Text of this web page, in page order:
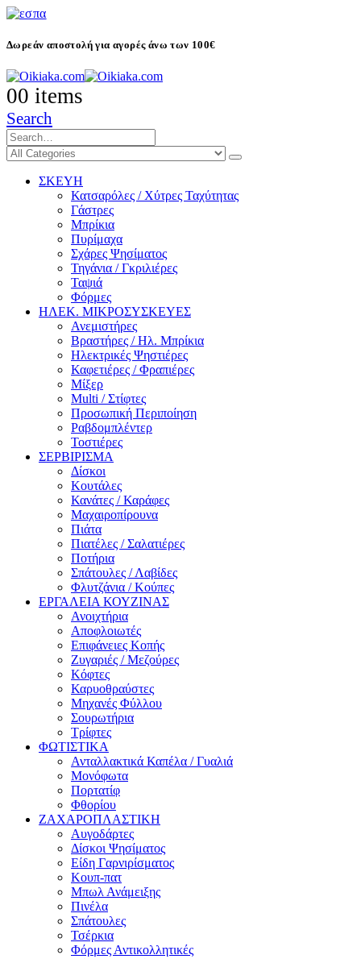
Δωρεάν αποστολή για αγορές άνω των 100€
00 items
Search
ΣΚΕΥΗ
Κατσαρόλες / Χύτρες Ταχύτητας
Γάστρες
Μπρίκια
Πυρίμαχα
Σχάρες Ψησίματος
Τηγάνια / Γκριλιέρες
Ταψιά
Φόρμες
ΗΛΕΚ. ΜΙΚΡΟΣΥΣΚΕΥΕΣ
Ανεμιστήρες
Βραστήρες / Ηλ. Μπρίκια
Ηλεκτρικές Ψηστιέρες
Καφετιέρες / Φραπιέρες
Μίξερ
Multi / Στίφτες
Προσωπική Περιποίηση
Ραβδομπλέντερ
Τοστιέρες
ΣΕΡΒΙΡΙΣΜΑ
Δίσκοι
Κουτάλες
Κανάτες / Καράφες
Μαχαιροπίρουνα
Πιάτα
Πιατέλες / Σαλατιέρες
Ποτήρια
Σπάτουλες / Λαβίδες
Φλυτζάνια / Κούπες
ΕΡΓΑΛΕΙΑ ΚΟΥΖΙΝΑΣ
Ανοιχτήρια
Αποφλοιωτές
Επιφάνειες Κοπής
Ζυγαριές / Μεζούρες
Κόφτες
Καρυοθραύστες
Μηχανές Φύλλου
Σουρωτήρια
Τρίφτες
ΦΩΤΙΣΤΙΚΑ
Ανταλλακτικά Καπέλα / Γυαλιά
Μονόφωτα
Πορτατίφ
Φθορίου
ΖΑΧΑΡΟΠΛΑΣΤΙΚΗ
Αυγοδάρτες
Δίσκοι Ψησίματος
Είδη Γαρνιρίσματος
Κουπ-πατ
Μπωλ Ανάμειξης
Πινέλα
Σπάτουλες
Τσέρκια
Φόρμες Αντικολλητικές